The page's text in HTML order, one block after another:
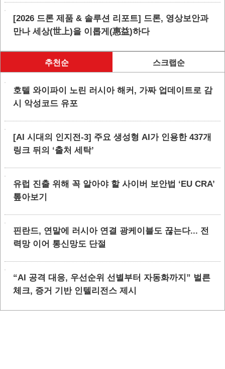
[2026 드론 제품 & 솔루션 리포트] 드론, 영상보안과
만나 세상(世上)을 이롭게(惠益)하다
추천순 스크랩순
호텔 와이파이 노린 러시아 해커, 가짜 업데이트로 감
시 악성코드 유포
[AI 시대의 인지전-3] 주요 생성형 AI가 인용한 437개
링크 뒤의 ‘출처 세탁’
유럽 진출 위해 꼭 알아야 할 사이버 보안법 ‘EU CRA’
톺아보기
핀란드, 연말에 러시아 연결 광케이블도 끊는다... 전
력망 이어 통신망도 단절
“AI 공격 대응, 우선순위 선별부터 자동화까지” 벌른
체크, 증거 기반 인텔리전스 제시